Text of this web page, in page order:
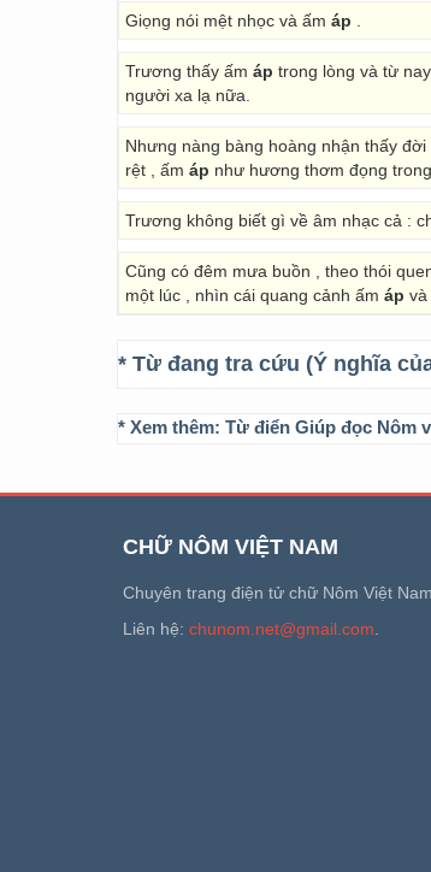
Giọng nói mệt nhọc và ấm áp
Trương thấy ấm áp trong lòng và từ
người xa lạ nữa.
Nhưng nàng bàng hoàng nhận thấy
rệt , ấm áp như hương thơm đọng
Trương không biết gì về âm nhạc cả :
Cũng có đêm mưa buồn , theo thói
một lúc , nhìn cái quang cảnh ấm áp và
* Từ đang tra cứu (Ý nghĩa
* Xem thêm: Từ điển Giúp đọc Nôm
CHỮ NÔM VIỆT NAM
Chuyên trang điện tử chữ Nôm Việt Nam.
Liên hệ: chunom.net@gmail.com